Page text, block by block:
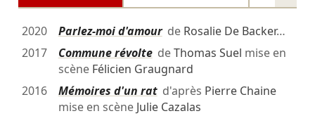
2020 Parlez-moi d'amourde Rosalie De Backer…
2017
Commune révoltedeThomas Suel mise en
scène Félicien Graugnard
2016
Mémoires d'un ratd'après Pierre Chaine
mise en scène Julie Cazalas